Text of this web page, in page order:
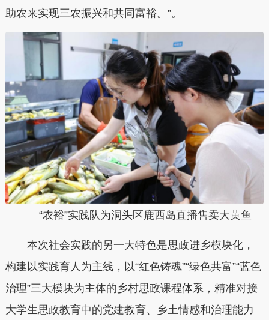
助农来实现三农振兴和共同富裕。”。
“农裕”实践队为洞头区鹿西岛直播售卖大黄鱼
本次社会实践的另一大特色是思政进乡模块化，
构建以实践育人为主线，以“红色铸魂”“绿色共富”“蓝色
治理”三大模块为主体的乡村思政课程体系，精准对接
大学生思政教育中的党建教育、乡土情感和治理能力